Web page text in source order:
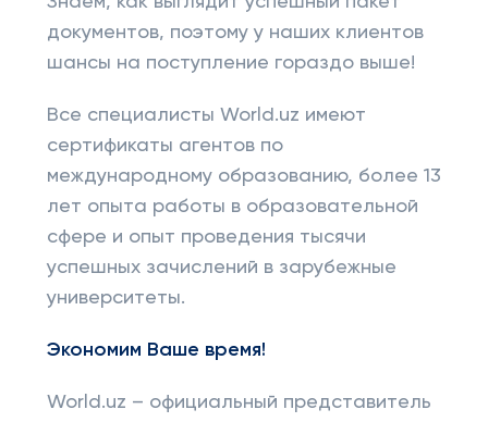
документов, поэтому у наших клиентов
шансы на поступление гораздо выше!
Все специалисты World.uz имеют
сертификаты агентов по
международному образованию, более 13
лет опыта работы в образовательной
сфере и опыт проведения тысячи
успешных зачислений в зарубежные
университеты.
Экономим Ваше время!
World.uz – официальный представитель